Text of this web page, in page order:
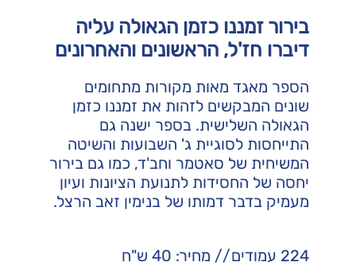
בירור זמננו כזמן הגאולה עליה
דיברו חז'ל, הראשונים והאחרונים
הספר מאגד מאות מקורות מתחומים
שונים המבקשים לזהות את זמננו כזמן
הגאולה השלישית. בספר ישנה גם
התייחסות לסוגיית ג' השבועות והשיטה
המשיחית של סאטמר וחב'ד, כמו גם בירור
יחסה של החסידות לתנועת הציונות ועיון
מעמיק בדבר דמותו של בנימין זאב הרצל.
224 עמודים // מחיר: 40 ש"ח